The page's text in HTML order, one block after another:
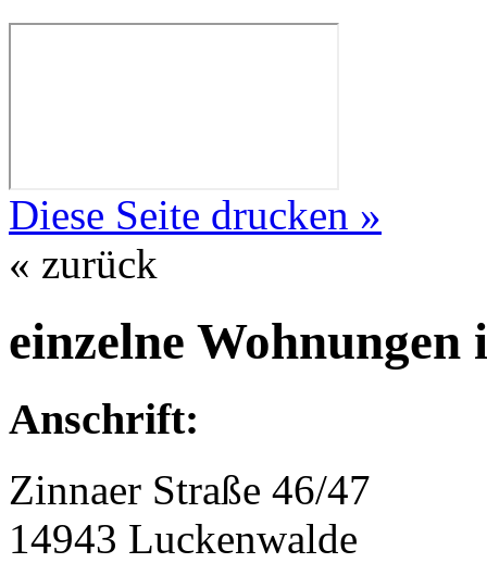
Diese Seite drucken »
« zurück
einzelne
Anschrift:
Zinnaer Straße 46/47
14943 Luckenwalde